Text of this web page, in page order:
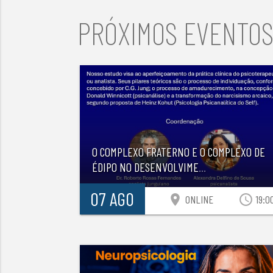
PRÓXIMOS EVENTOS
O COMPLEXO FRATERNO E O COMPLEXO DE
ÉDIPO NO DESENVOLVIME...
07 AGO location_on ONLINE access_time